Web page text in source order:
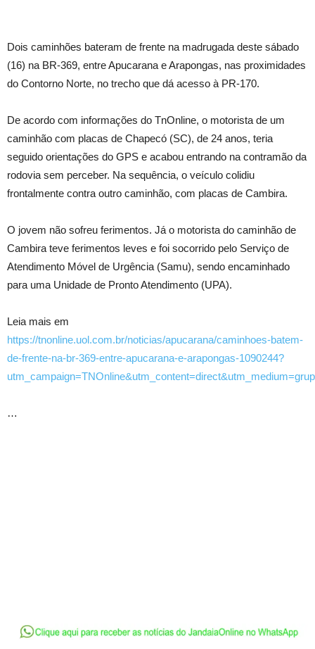
Dois caminhões bateram de frente na madrugada deste sábado
(16) na BR-369, entre Apucarana e Arapongas, nas proximidades
do Contorno Norte, no trecho que dá acesso à PR-170.
De acordo com informações do TnOnline, o motorista de um
caminhão com placas de Chapecó (SC), de 24 anos, teria
seguido orientações do GPS e acabou entrando na contramão da
rodovia sem perceber. Na sequência, o veículo colidiu
frontalmente contra outro caminhão, com placas de Cambira.
O jovem não sofreu ferimentos. Já o motorista do caminhão de
Cambira teve ferimentos leves e foi socorrido pelo Serviço de
Atendimento Móvel de Urgência (Samu), sendo encaminhado
para uma Unidade de Pronto Atendimento (UPA).
Leia mais em
https://tnonline.uol.com.br/noticias/apucarana/caminhoes-batem-
de-frente-na-br-369-entre-apucarana-e-arapongas-1090244?
…